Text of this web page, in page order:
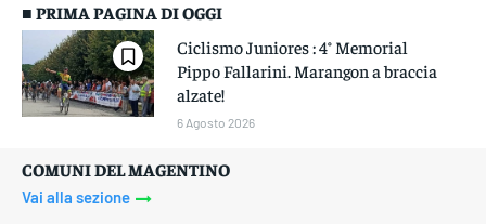
■ PRIMA PAGINA DI OGGI
Ciclismo Juniores : 4° Memorial
Pippo Fallarini. Marangon a braccia
alzate!
6 Agosto 2026
COMUNI DEL MAGENTINO
Vai alla sezione